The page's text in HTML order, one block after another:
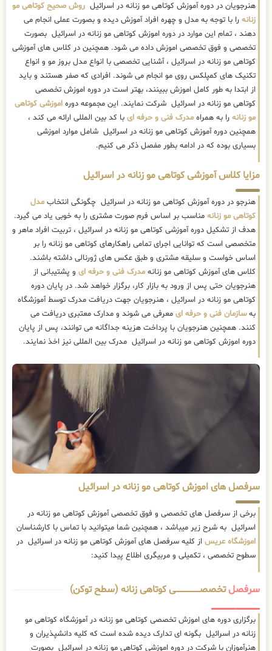
هنرجویان در دوره آموزش کوتاهی مو زنانه در اسرائیل روش صحیح کوتاهی مو
زنانه را با توجه به مدل و چهره افراد آموزش دیده و بصورت عملی انجام می
دهند ، تمام این موارد در دوره اموزش کوتاهی مو زنانه در اسرائیل بصورت
تخصصی و فوق تخصصی اموزش داده می شود. همچنین در کلاس های آموزشی
کوتاهی مو زنانه در اسرائیل ، آشنایی تخصصی با انواع مدل بروز مو و انواع
تکنیک های کمپلکس روی مو انجام می شوند. افرادی که صفر هستند و باید
از ابتدا به طور کامل اموزش ببینند، بهتر است در دوره اموزش تخصصی
کوتاهی مو زنانه در اسرائیل شرکت نمایند. این مجموعه دوره اموزشی کوتاهی
مو زنانه را به همراه مدرک فنی و حرفه ای با کد بین المللی ارائه می کند ،
همچنین دوره آموزش کوتاهی مو زنانه در اسرائیل شامل موارد اموزشی
بسیاری بوده که در ادامه بطور مفصل ذکر می کنیم.
مزایا کلاس آموزشی کوتاهی مو زنانه در اسرائیل
هنرجو در دوره آموزش کوتاهی مو زنانه در اسرائیل چگونگی انتخاب مدل
کوتاهی مو زنانه مناسب بر اساس فرم صورت مشتری را به خوبی یاد می گیرد.
هدف از تشکیل دوره آموزشی کوتاهی مو زنانه در اسرائیل ، تربیت افراد ماهر و
متخصصی است که توانایی اجرای تمامی راهکارهای کوتاهی مو زنانه را بر
اساس خواست و سلیقه مشتری و طبق عکس های ژورنالی داشته باشند.
کلاس های آموزش کوتاهی مو زنانه مدرک فنی و حرفه ای و پشتیبانی از
هنرجویان حتی پس از ورود به بازار کار، برگزار خواهد شد. در پایان دوره
کوتاهی مو زنانه در اسرائیل ، هنرجویان جهت دریافت مدرک توسط آموزشگاه
بهسازمان فنی و حرفه ای معرفی می شوند و مدارک معتبری دریافت می
کنند. همچنین هنرجویان با پرداخت هزینه جداگانه می توانند، پس از پایان
دوره اموزش کوتاهی مو زنانه در اسرائیل مدرک بین المللی نیز اخذ نمایند.
سرفصل های اموزش کوتاهی مو زنانه در اسرائیل
برخی از سرفصل های تخصصی و فوق تخصصی آموزش کوتاهی مو زنانه در
اسرائیل به شرح زیر میباشد ، همچنین شما میتوانید با تماس با کارشناسان
اموزشگاه عریس از کلیه سرفصل های آموزش کوتاهی مو زنانه در اسرائیل در
سطوح تخصصی ، تکمیلی و مربیگری اطلاع پیدا کنید:
سرفصلتخصصــــــــــــــــــــی کوتاهی زنانه (سطح توکن)
برگزاری دوره های اموزش تخصصی کوتاهی مو زنانه در آموزشگاه کوتاهی مو
زنانه در اسرائیل بگونه ای تدارک دیده شده است که کلیه دانشپذیران و
هنرآموزان با شرکت در دوره اموزشی کوتاهی مو زنانه در اسرائیل بصورت